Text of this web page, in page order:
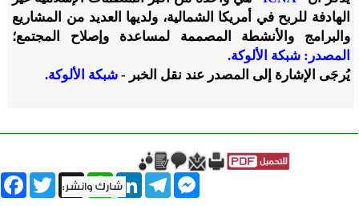
الهادفة للربح في أمريكا الشمالية، ولديها العديد من المشاريع
والبرامج والأنشطة المصممة لمساعدة وإصلاح المجتمع؛
المصدر: شبكة الألوكة.
يُرجَى الإشارة إلى المصدر عند نقل الخبر - شبكة الألوكة.
Twitter X
WhatsAppLinkedInTelegram
Messenger